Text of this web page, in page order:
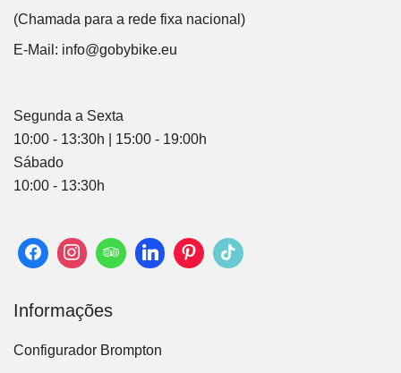
(Chamada para a rede fixa nacional)
E-Mail: info@gobybike.eu
Segunda a Sexta
10:00 - 13:30h | 15:00 - 19:00h
Sábado
10:00 - 13:30h
Informações
Configurador Brompton